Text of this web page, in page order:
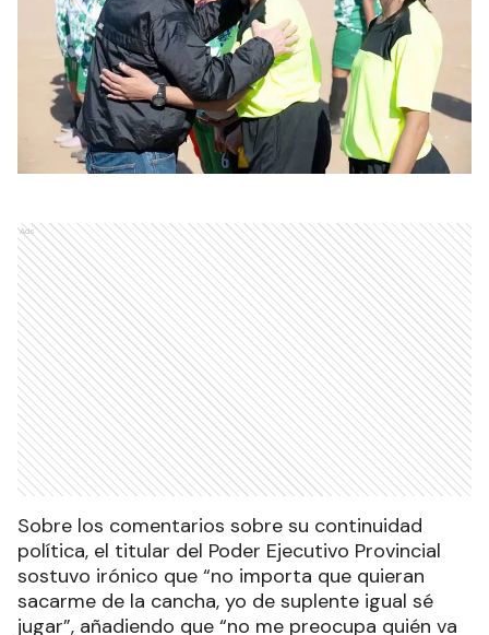
Ads
Sobre los comentarios sobre su continuidad
política, el titular del Poder Ejecutivo Provincial
sostuvo irónico que “no importa que quieran
sacarme de la cancha, yo de suplente igual sé
jugar”, añadiendo que “no me preocupa quién va